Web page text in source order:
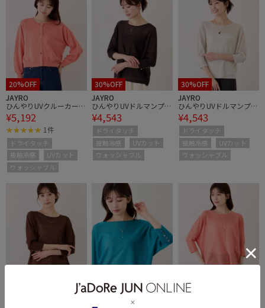
20%OFF
JAYRO
ひんやりUVクルーカーデ
ィガン
¥5,192
1件
ドライタッチ
接触冷感
UVカット
ウォッシャブル
30%OFF
JAYRO
ひんやりUVドルマンプル
オーバー
¥4,543
ドライタッチ
接触冷感
UVカット
ウォッシャブル
30%OFF
JAYRO
ひんやりUVドルマンプル
オーバー
¥4,543
ドライタッチ
接触冷感
UVカット
ウォッシャブル
ひんやりUVドルマンプル
JAYRO
ひんやりUVドルマンプル
オーバー
JAYRO
ひんやりUVドルマンプル